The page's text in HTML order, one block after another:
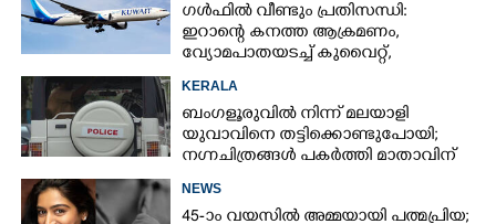
ഗൾഫിൽ വീണ്ടും പ്രതിസന്ധി:​
ഇറാന്റെ കനത്ത ആക്രമണം,
വ്യോമപാതയടച്ച് കുവൈറ്റ്,​
KERALA
ബംഗളൂരുവിൽ നിന്ന് മലയാളി
യുവാവിനെ തട്ടിക്കൊണ്ടുപോയി;
നഗ്നചിത്രങ്ങൾ പകർത്തി മാതാവിന്
NEWS
45-ാം വയസിൽ അമ്മയായി പത്മപ്രിയ;